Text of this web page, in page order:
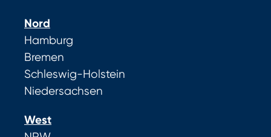
Nord
Hamburg
Bremen
Schleswig-Holstein
Niedersachsen
West